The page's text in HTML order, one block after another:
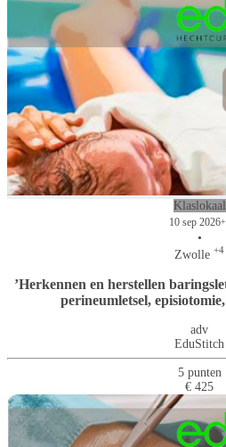
Klaslokaal
10 sep 2026
•
Zwolle +4
’Herkennen en herstellen
perineumletsel,
adv
EduStitch
5 punten
€ 425